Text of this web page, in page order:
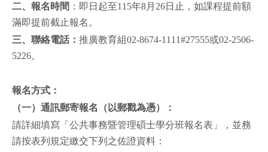
二、報名時間 ：即日起至115年8月26日止，如課程提前額
滿即提前截止報名。
三、聯絡電話： 推廣教育組02-8674-1111#27555或02-2506-
5226。
報名方式：
（一）通訊郵寄報名（以郵戳為憑）
：
請詳細填寫「公共事務暨管理碩士學分班報名表」，並務
請按表列規定繳交下列之佐證資料：